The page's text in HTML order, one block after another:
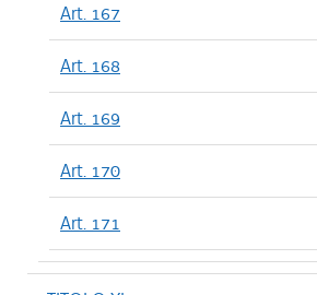
Art. 167
Art. 168
Art. 169
Art. 170
Art. 171